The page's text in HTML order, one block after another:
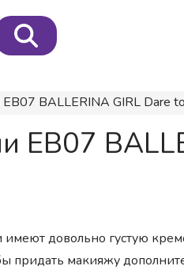
BALLERINA GIRL Dare
EB07
довольно густую
придать макияжу